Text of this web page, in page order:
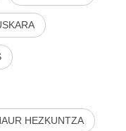
HEZKUNTZA